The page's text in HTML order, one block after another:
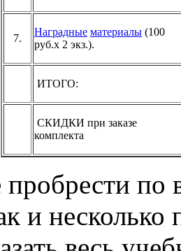
7.
Наградные материалы (100
руб.х 2 экз.).
ИТОГО:
СКИДКИ при заказе
комплекта
по
и